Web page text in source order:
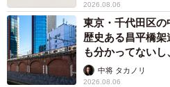
2026.08.06
東京・千代田区
歴史ある昌平橋
も分かってない
して」中将 タカノリ
2026.08.06